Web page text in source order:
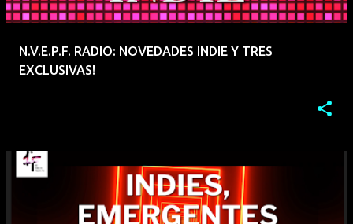
N.V.E.P.F. RADIO: NOVEDADES INDIE Y TRES
EXCLUSIVAS!